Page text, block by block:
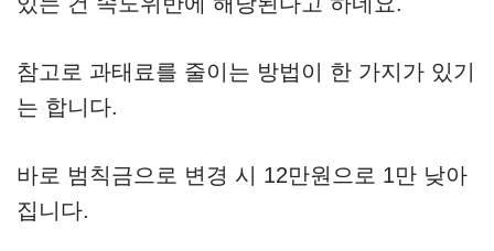
참고로 과태료를 줄이는 방법이 한 가지가 있기
는 합니다.
바로 범칙금으로 변경 시 12만원으로 1만 낮아
집니다.